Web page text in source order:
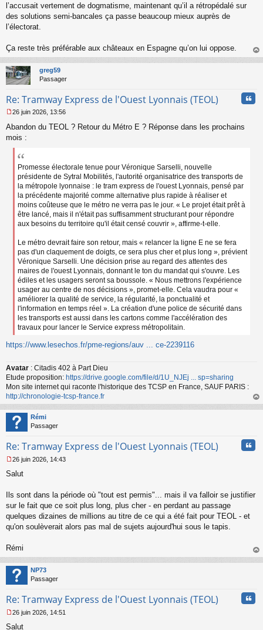
o
n
l
l’accusait vertement de dogmatisme, maintenant qu’il a rétropédalé sur
des solutions semi-bancales ça passe beaucoup mieux auprès de
l’électorat.
Ça reste très préférable aux châteaux en Espagne qu’on lui oppose.
au
greg59
Passager
Re: Tramway Express de l'Ouest Lyonnais (TEOL)
e
s
26 juin 2026, 13:56
Abandon du TEOL ? Retour du Métro E ? Réponse dans les prochains
mois :
Promesse électorale tenue pour Véronique Sarselli, nouvelle
présidente de Sytral Mobilités, l'autorité organisatrice des transports de
la métropole lyonnaise : le tram express de l'ouest Lyonnais, pensé par
la précédente majorité comme alternative plus rapide à réaliser et
moins coûteuse que le métro ne verra pas le jour. « Le projet était prêt à
être lancé, mais il n'était pas suffisamment structurant pour répondre
aux besoins du territoire qu'il était censé couvrir », affirme-t-elle.
Le métro devrait faire son retour, mais « relancer la ligne E ne se fera
pas d'un claquement de doigts, ce sera plus cher et plus long », prévient
Véronique Sarselli. Une décision prise au regard des attentes des
maires de l'ouest Lyonnais, donnant le ton du mandat qui s'ouvre. Les
édiles et les usagers seront sa boussole. « Nous mettrons l'expérience
usager au centre de nos décisions », promet-elle. Cela vaudra pour «
améliorer la qualité de service, la régularité, la ponctualité et
l'information en temps réel ». La création d'une police de sécurité dans
les transports est aussi dans les cartons comme l'accélération des
travaux pour lancer le Service express métropolitain.
https://www.lesechos.fr/pme-regions/auv ... ce-2239116
Avatar : Citadis 402 à Part Dieu
Etude proposition: https://drive.google.com/file/d/1U_NJEj ... sp=sharing
Mon site internet qui raconte l'historique des TCSP en France, SAUF PARIS :
http://chronologie-tcsp-france.fr
au
Rémi
Passager
Re: Tramway Express de l'Ouest Lyonnais (TEOL)
e
s
g
e
n
n
u
26 juin 2026, 14:43
Salut
Ils sont dans la période où "tout est permis"... mais il va falloir se justifier
sur le fait que ce soit plus long, plus cher - en perdant au passage
quelques dizaines de millions au titre de ce qui a été fait pour TEOL - et
qu'on soulèverait alors pas mal de sujets aujourd'hui sous le tapis.
Rémi
au
NP73
Passager
Re: Tramway Express de l'Ouest Lyonnais (TEOL)
e
26 juin 2026, 14:51
Salut